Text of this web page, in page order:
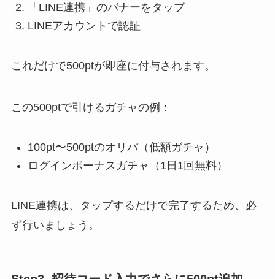
「LINE連携」のバナーをタップ
LINEアカウントで認証
これだけで500ptが即座に付与されます。
この500ptで引けるガチャの例：
100pt〜500ptのオリパ（低額ガチャ）
ログインボーナスガチャ（1日1回無料）
LINE連携は、タップするだけで完了するため、必
ず行いましょう。